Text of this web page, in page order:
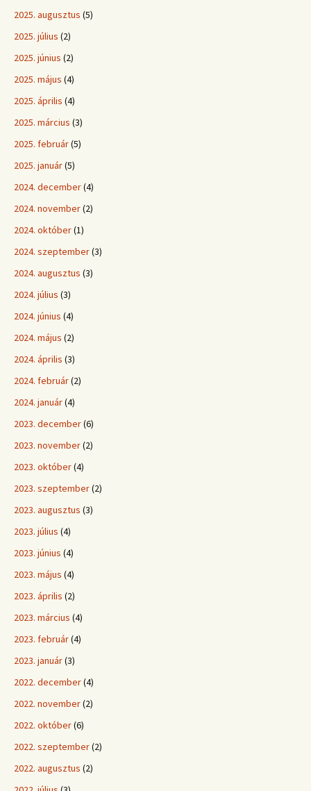
2025. augusztus (5)
2025. július (2)
2025. június (2)
2025. május (4)
2025. április (4)
2025. március (3)
2025. február(5)
2025. január(5)
2024. december(4)
2024. november(2)
2024. október(1)
2024. szeptember(3)
2024. augusztus (3)
2024. július (3)
2024. június (4)
2024. május (2)
2024. április (3)
2024. február(2)
2024. január(4)
2023. december(6)
2023. november(2)
2023. október(4)
2023. szeptember(2)
2023. augusztus (3)
2023. július (4)
2023. június (4)
2023. május (4)
2023. április (2)
2023. március (4)
2023. február(4)
2023. január(3)
2022. december(4)
2022. november(2)
2022. október(6)
2022. szeptember(2)
2022. augusztus (2)